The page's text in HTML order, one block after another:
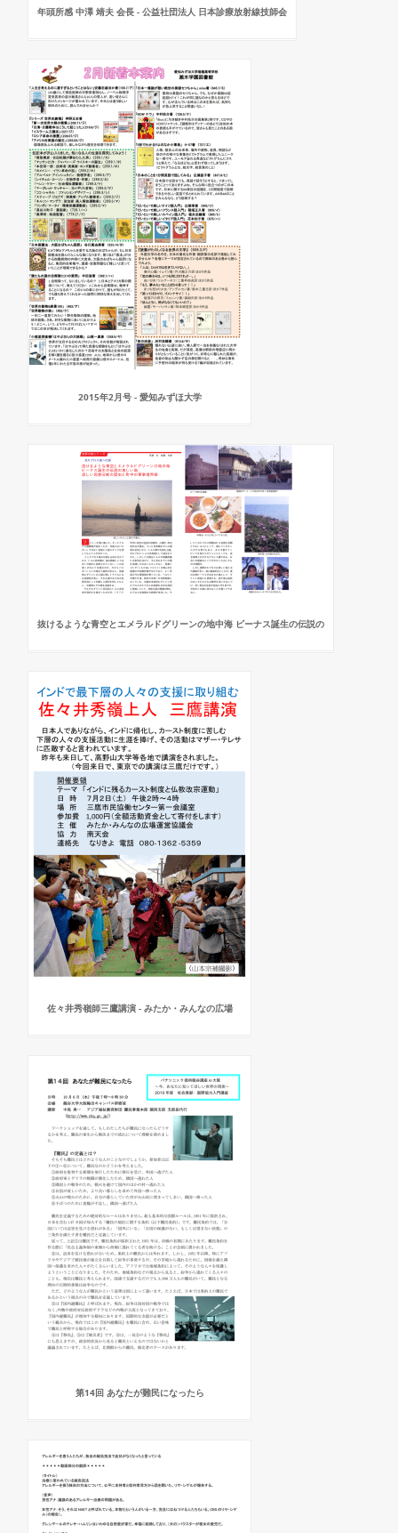
年頭所感 中澤 靖夫 会長 - 公益社団法人 日本診療放射線技師会
2015年2月号 - 愛知みずほ大学
抜けるような青空とエメラルドグリーンの地中海 ビーナス誕生の伝説の
佐々井秀嶺師三鷹講演 - みたか・みんなの広場
第14回 あなたが難民になったら